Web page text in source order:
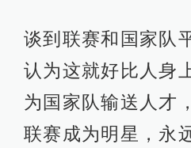
谈到联赛和国家队
认为这就好比人身
为国家队输送人才
联赛成为明星，永